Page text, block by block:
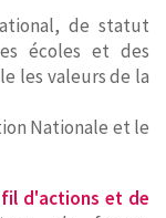
de statut
écoles et des
les valeurs de la
Nationale et le
d'actions et de